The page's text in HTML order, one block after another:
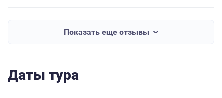
вопросы. Самые незабываемые места - бухта Тихая,
релакс в горячих источниках и вкусные крабы с
икрою в палатке. В общем, огромное спасибо
Показать еще отзывы
Даты тура